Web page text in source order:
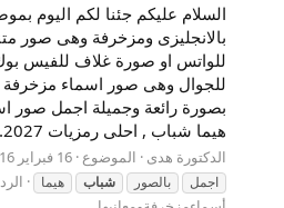
السلام عليكم جئنا لكم اليوم
بالانجليزى ومزخرفة وهى صور
للواتس او صورة غلاف للفيس
للجوال وهى صور اسماء مزخرفة
بصورة رائعة وجميلة اجمل صور
هيما شباب , احلى رمزيات 2027...
الدكتورة هدى الموضوع 16 فبراير 2016
اجمل
بالصور شباب هيما